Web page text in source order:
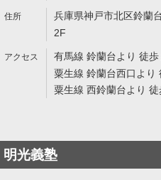
兵庫県神戸市北区鈴蘭
2F
有馬線 鈴蘭台より 徒
粟生線 鈴蘭台西口より
粟生線 西鈴蘭台より
明光義塾